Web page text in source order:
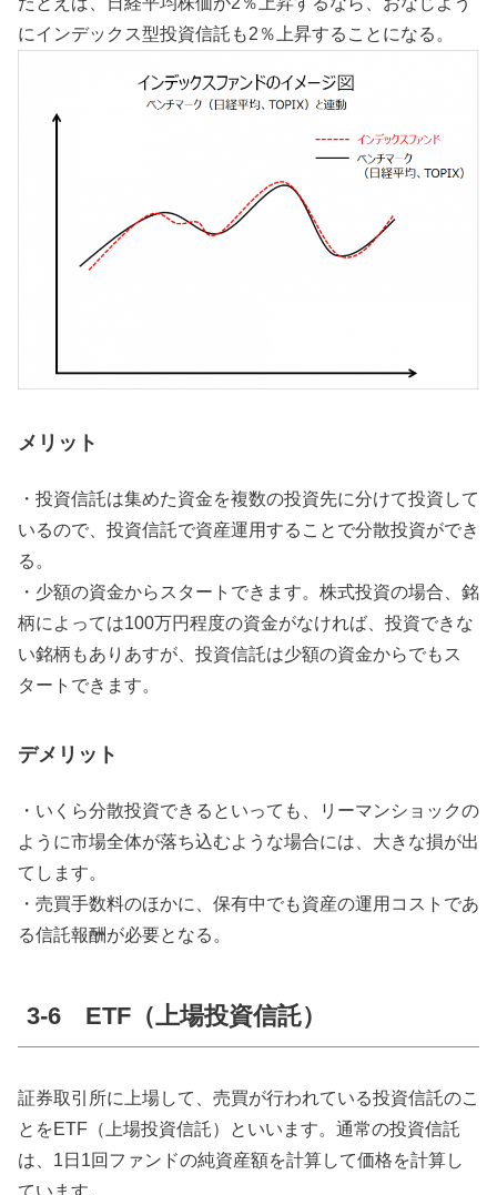
にインデックス型投資信託も2％上昇することになる。
メリット
・投資信託は集めた資金を複数の投資先に分けて投資して
いるので、投資信託で資産運用することで分散投資ができ
る。
・少額の資金からスタートできます。株式投資の場合、銘
柄によっては100万円程度の資金がなければ、投資できな
い銘柄もありあすが、投資信託は少額の資金からでもス
タートできます。
デメリット
・いくら分散投資できるといっても、リーマンショックの
ように市場全体が落ち込むような場合には、大きな損が出
てします。
・売買手数料のほかに、保有中でも資産の運用コストであ
る信託報酬が必要となる。
3-6 ETF（上場投資信託）
証券取引所に上場して、売買が行われている投資信託のこ
とをETF（上場投資信託）といいます。通常の投資信託
は、1日1回ファンドの純資産額を計算して価格を計算し
ています。